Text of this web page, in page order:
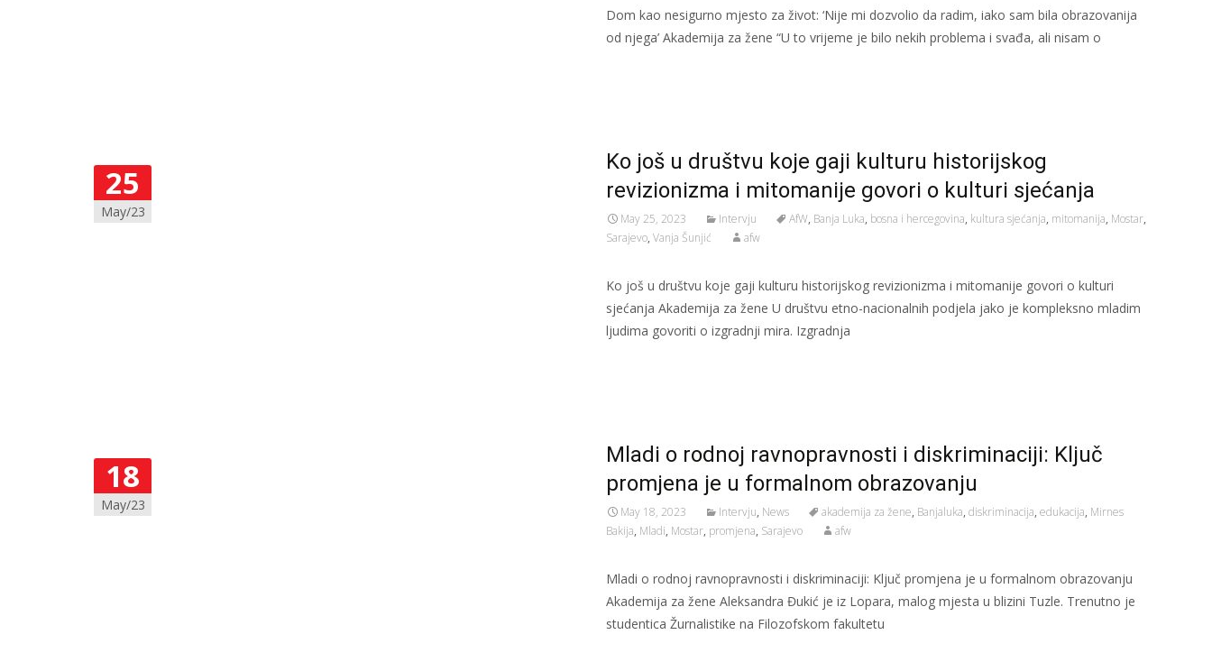
Dom kao nesigurno mjesto za život: ‘Nije mi dozvolio da radim, iako sam bila obrazovanija
od njega’ Akademija za žene “U to vrijeme je bilo nekih problema i svađa, ali nisam o
25
May/23
Ko još u društvu koje gaji kulturu historijskog
revizionizma i mitomanije govori o kulturi sjećanja
May 25, 2023 Intervju AfW, Banja Luka, bosna i hercegovina, kultura sjećanja, mitomanija, Mostar,
Sarajevo, Vanja Šunjić afw
Ko još u društvu koje gaji kulturu historijskog revizionizma i mitomanije govori o kulturi
sjećanja Akademija za žene U društvu etno-nacionalnih podjela jako je kompleksno mladim
ljudima govoriti o izgradnji mira. Izgradnja
18
May/23
Mladi o rodnoj ravnopravnosti i diskriminaciji: Ključ
promjena je u formalnom obrazovanju
May 18, 2023 Intervju, News akademija za žene, Banjaluka, diskriminacija, edukacija, Mirnes
Bakija, Mladi, Mostar, promjena, Sarajevo afw
Mladi o rodnoj ravnopravnosti i diskriminaciji: Ključ promjena je u formalnom obrazovanju
Akademija za žene Aleksandra Đukić je iz Lopara, malog mjesta u blizini Tuzle. Trenutno je
studentica Žurnalistike na Filozofskom fakultetu